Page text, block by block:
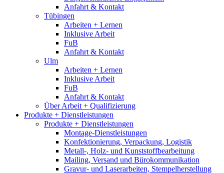
Anfahrt & Kontakt
Tübingen
Arbeiten + Lernen
Inklusive Arbeit
FuB
Anfahrt & Kontakt
Ulm
Arbeiten + Lernen
Inklusive Arbeit
FuB
Anfahrt & Kontakt
Über Arbeit + Qualifizierung
Produkte + Dienstleistungen
Produkte + Dienstleistungen
Montage-Dienstleistungen
Konfektionierung, Verpackung, Logistik
Metall-, Holz- und Kunststoffbearbeitung
Mailing, Versand und Bürokommunikation
Gravur- und Laserarbeiten, Stempelherstellung